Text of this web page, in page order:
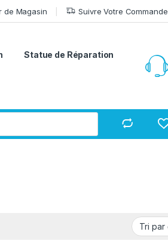
de Magasin Suivre Votre Commande
Statue de Réparation